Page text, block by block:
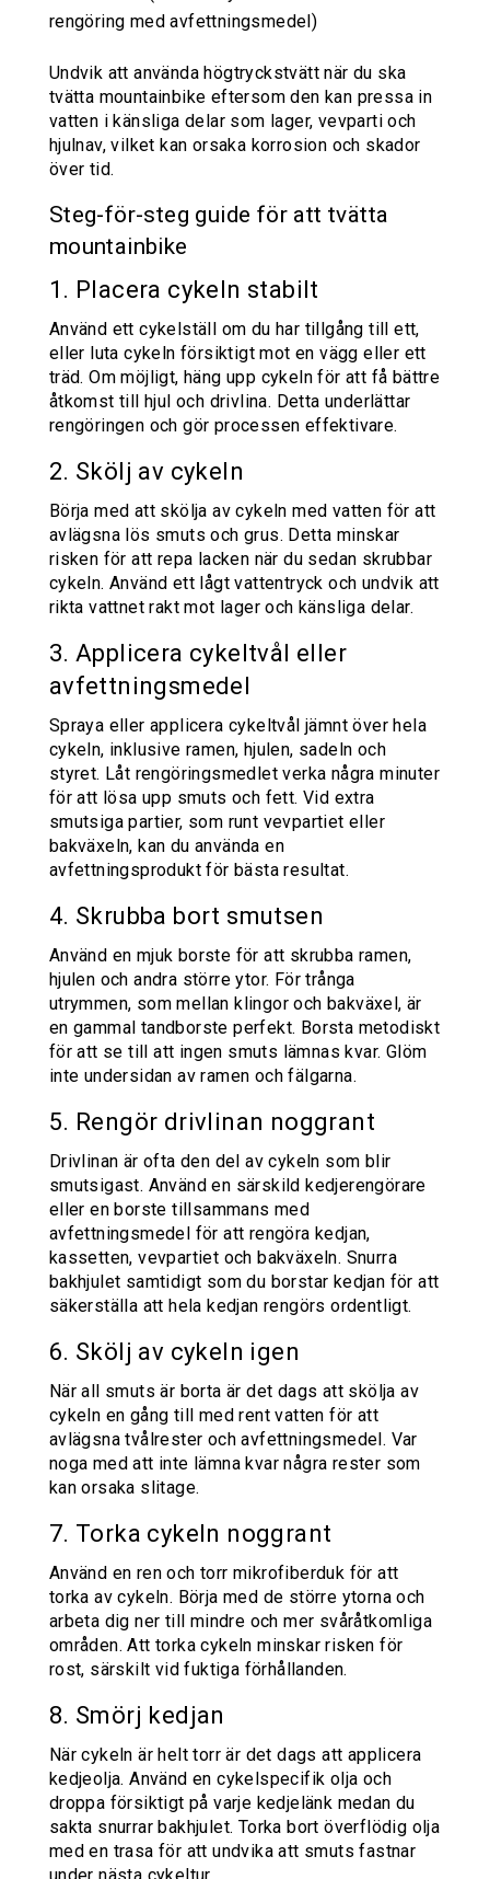
rengöring med avfettningsmedel)
Undvik att använda högtryckstvätt när du ska
tvätta mountainbike eftersom den kan pressa in
vatten i känsliga delar som lager, vevparti och
hjulnav, vilket kan orsaka korrosion och skador
över tid.
Steg-för-steg guide för att tvätta
mountainbike
1. Placera cykeln stabilt
Använd ett cykelställ om du har tillgång till ett,
eller luta cykeln försiktigt mot en vägg eller ett
träd. Om möjligt, häng upp cykeln för att få bättre
åtkomst till hjul och drivlina. Detta underlättar
rengöringen och gör processen effektivare.
2. Skölj av cykeln
Börja med att skölja av cykeln med vatten för att
avlägsna lös smuts och grus. Detta minskar
risken för att repa lacken när du sedan skrubbar
cykeln. Använd ett lågt vattentryck och undvik att
rikta vattnet rakt mot lager och känsliga delar.
3. Applicera cykeltvål eller
avfettningsmedel
Spraya eller applicera cykeltvål jämnt över hela
cykeln, inklusive ramen, hjulen, sadeln och
styret. Låt rengöringsmedlet verka några minuter
för att lösa upp smuts och fett. Vid extra
smutsiga partier, som runt vevpartiet eller
bakväxeln, kan du använda en
avfettningsprodukt för bästa resultat.
4. Skrubba bort smutsen
Använd en mjuk borste för att skrubba ramen,
hjulen och andra större ytor. För trånga
utrymmen, som mellan klingor och bakväxel, är
en gammal tandborste perfekt. Borsta metodiskt
för att se till att ingen smuts lämnas kvar. Glöm
inte undersidan av ramen och fälgarna.
5. Rengör drivlinan noggrant
Drivlinan är ofta den del av cykeln som blir
smutsigast. Använd en särskild kedjerengörare
eller en borste tillsammans med
avfettningsmedel för att rengöra kedjan,
kassetten, vevpartiet och bakväxeln. Snurra
bakhjulet samtidigt som du borstar kedjan för att
säkerställa att hela kedjan rengörs ordentligt.
6. Skölj av cykeln igen
När all smuts är borta är det dags att skölja av
cykeln en gång till med rent vatten för att
avlägsna tvålrester och avfettningsmedel. Var
noga med att inte lämna kvar några rester som
kan orsaka slitage.
7. Torka cykeln noggrant
Använd en ren och torr mikrofiberduk för att
torka av cykeln. Börja med de större ytorna och
arbeta dig ner till mindre och mer svåråtkomliga
områden. Att torka cykeln minskar risken för
rost, särskilt vid fuktiga förhållanden.
8. Smörj kedjan
När cykeln är helt torr är det dags att applicera
kedjeolja. Använd en cykelspecifik olja och
droppa försiktigt på varje kedjelänk medan du
sakta snurrar bakhjulet. Torka bort överflödig olja
med en trasa för att undvika att smuts fastnar